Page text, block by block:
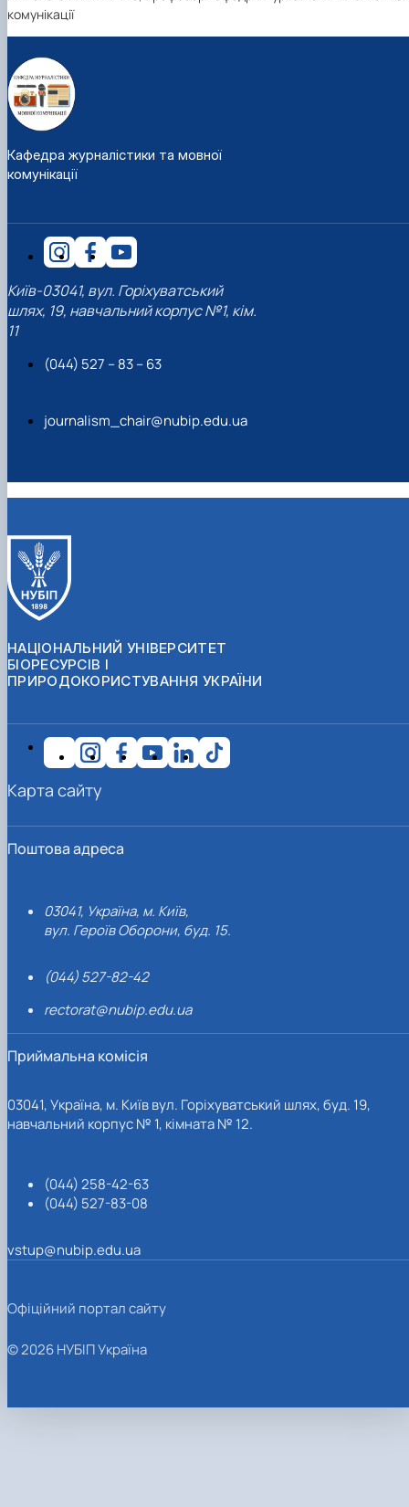
комунікації
Кафедра журналістики та мовної
комунікації
Київ-03041, вул. Горіхуватський
шлях, 19, навчальний корпус №1, кім.
11
(044) 527 – 83 – 63
journalism_chair@nubip.edu.ua
НАЦІОНАЛЬНИЙ УНІВЕРСИТЕТ
БІОРЕСУРСІВ І
ПРИРОДОКОРИСТУВАННЯ УКРАЇНИ
Поштова адреса
03041, Україна, м. Київ,
вул. Героїв Оборони, буд. 15.
(044) 527-82-42
rectorat@nubip.edu.ua
Приймальна комісія
03041, Україна, м. Київ вул. Горіхуватський шлях, буд. 19,
навчальний корпус № 1, кімната № 12.
(044) 258-42-63
(044) 527-83-08
vstup@nubip.edu.ua
Карта сайту
Офіційний портал сайту
© 2026 НУБІП Україна